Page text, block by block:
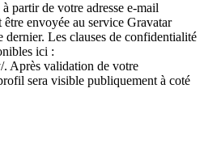
partir de votre adresse e-mail
être envoyée au service Gravatar
Les clauses de confidentialité
ici :
Après validation de votre
sera visible publiquement à coté